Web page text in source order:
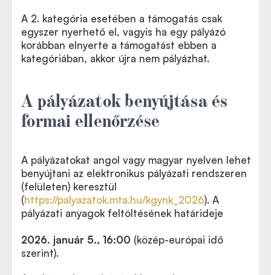
A 2. kategória esetében a támogatás csak
egyszer nyerhető el, vagyis ha egy pályázó
korábban elnyerte a támogatást ebben a
kategóriában, akkor újra nem pályázhat.
A pályázatok benyújtása és
formai ellenőrzése
A pályázatokat angol vagy magyar nyelven lehet
benyújtani az elektronikus pályázati rendszeren
(felületen) keresztül
(https://palyazatok.mta.hu/kgynk_2026). A
pályázati anyagok feltöltésének határideje
2026. január 5., 16:00 (közép-európai idő
szerint).